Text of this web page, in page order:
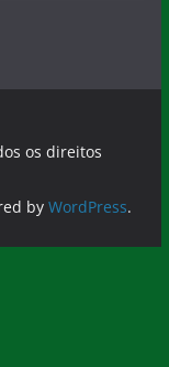
os direitos
by WordPress.